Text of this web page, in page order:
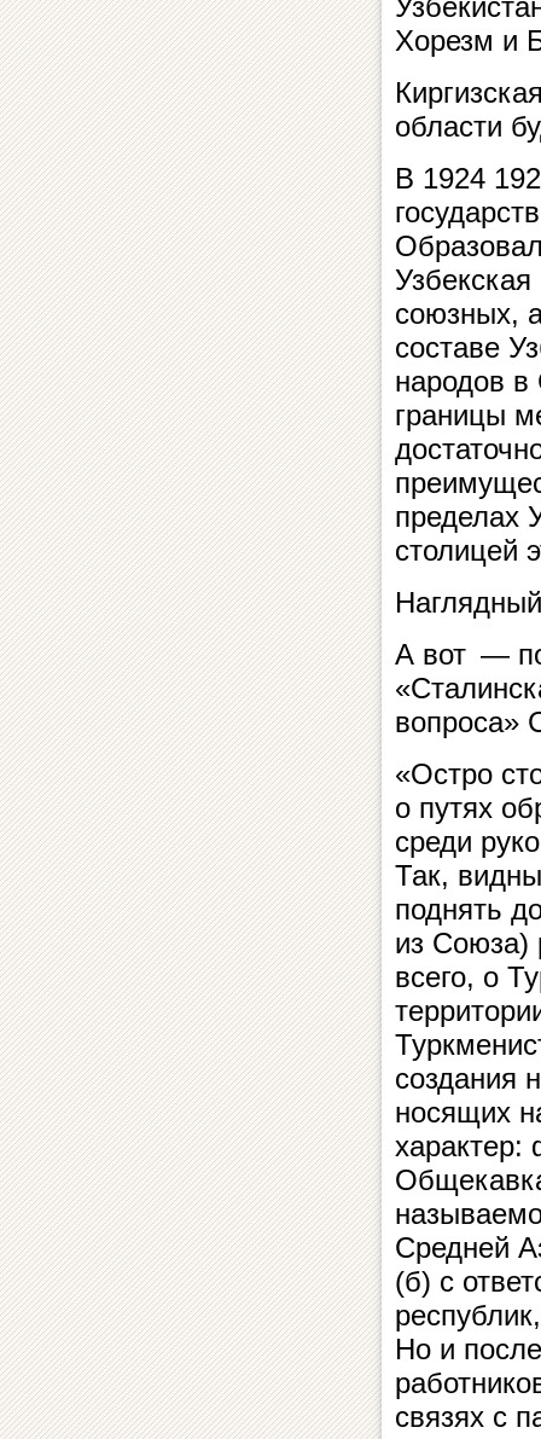
Хорезм и
области
В 1924
союзных,
составе
народов в
границы
пределах
столицей
А вот —
вопроса»
«Остро
о путях
среди
Так,
поднять
из Союза)
всего, о
создания
носящих
характер:
Средней
(б) с
Но и
связях с